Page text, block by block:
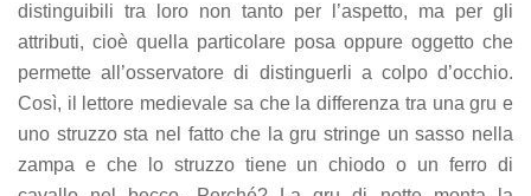
distinguibili tra loro non tanto per l’aspetto, ma per gli
attributi, cioè quella particolare posa oppure oggetto che
permette all’osservatore di distinguerli a colpo d’occhio.
Così, il lettore medievale sa che la differenza tra una gru e
uno struzzo sta nel fatto che la gru stringe un sasso nella
zampa e che lo struzzo tiene un chiodo o un ferro di